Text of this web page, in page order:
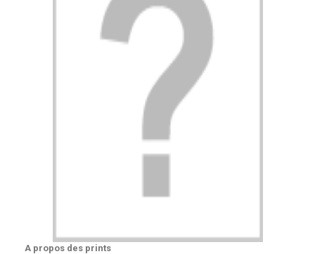
A propos des prints